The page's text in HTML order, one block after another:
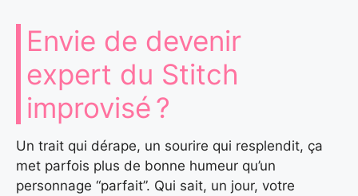
Envie de devenir
expert du Stitch
improvisé ?
Un trait qui dérape, un sourire qui resplendit, ça
met parfois plus de bonne humeur qu’un
personnage “parfait”. Qui sait, un jour, votre